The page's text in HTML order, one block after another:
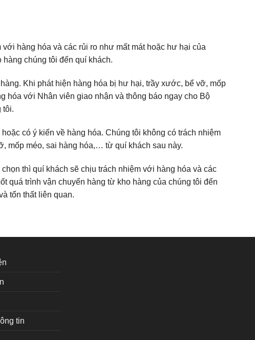
hàng hóa và các rủi ro như mất mát hoặc hư hại của
chúng tôi đến quí khách.
Khi phát hiện hàng hóa bị hư hại, trầy xước, bể vỡ, mốp
hóa với Nhân viên giao nhận và thông báo ngay cho Bộ
tôi.
có ý kiến về hàng hóa. Chúng tôi không có trách nhiệm
mốp méo, sai hàng hóa,… từ quí khách sau này.
thì quí khách sẽ chịu trách nhiệm với hàng hóa và các
quá trình vận chuyển hàng từ kho hàng của chúng tôi đến
tổn thất liên quan.
tin